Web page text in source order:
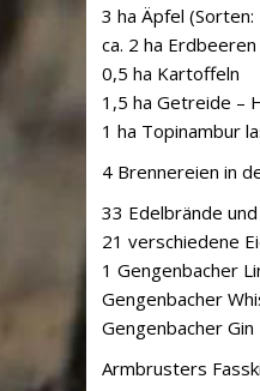
3 ha Äpfel (Sorten:
ca. 2 ha Erdbeeren
0,5 ha Kartoffeln
1,5 ha Getreide –
1 ha Topinambur
4 Brennereien in
33 Edelbrände
21 verschiedene
1 Gengenbacher
Gengenbacher
Gengenbacher Gin
Armbrusters